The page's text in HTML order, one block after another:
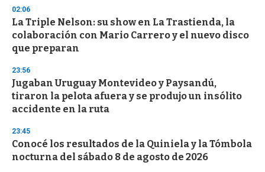
02:06
La Triple Nelson: su show en La Trastienda, la
colaboración con Mario Carrero y el nuevo disco
que preparan
23:56
Jugaban Uruguay Montevideo y Paysandú,
tiraron la pelota afuera y se produjo un insólito
accidente en la ruta
23:45
Conocé los resultados de la Quiniela y la Tómbola
nocturna del sábado 8 de agosto de 2026